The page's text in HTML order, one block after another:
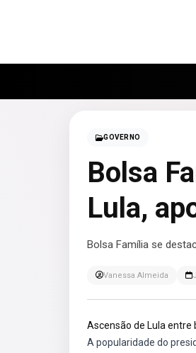
GOVERNO
Bolsa
Lula,
Bolsa Família se
Vanessa Almeida
Ascensão de Lula entre
A popularidade do